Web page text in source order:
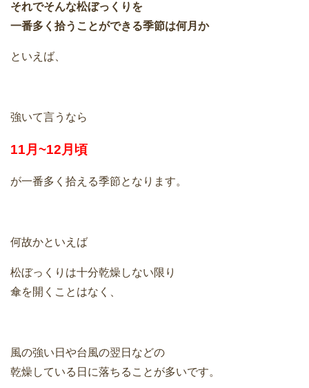
それでそんな松ぼっくりを
一番多く拾うことができる季節は何月か
といえば、
強いて言うなら
11月~12月頃
が一番多く拾える季節となります。
何故かといえば
松ぼっくりは十分乾燥しない限り
傘を開くことはなく、
風の強い日や台風の翌日などの
乾燥している日に落ちることが多いです。